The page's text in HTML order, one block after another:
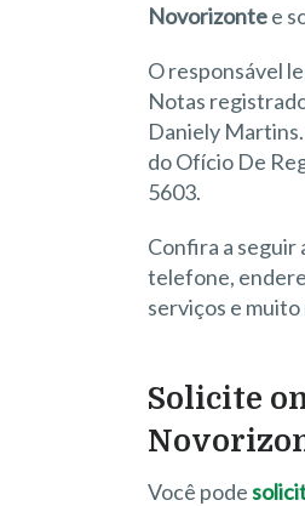
Novorizontee
O responsável
Notas
Daniely Martins.
do Ofício De
5603.
Confira a
telefone,
serviços e
Solicite
Você pode